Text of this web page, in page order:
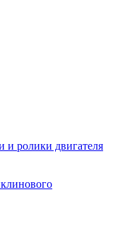
и ролики двигателя